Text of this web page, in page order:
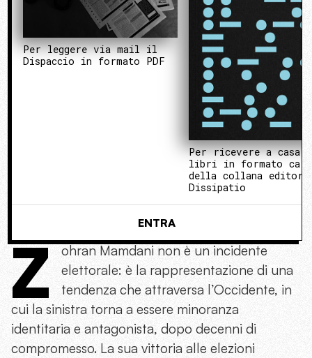
Per leggere via mail il
Dispaccio in formato PDF
Per ricevere a casa i
libri in formato
della collana
Dissipatio
ENTRA
Z
ohran Mamdani non è un incidente
elettorale: è la rappresentazione di una
tendenza che attraversa l’Occidente, in
cui la sinistra torna a essere minoranza
identitaria e antagonista, dopo decenni di
compromesso. La sua vittoria alle elezioni